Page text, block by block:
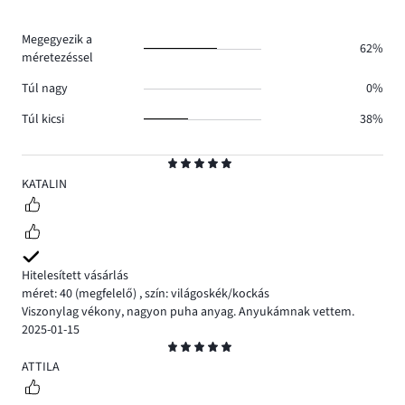
5
KATALIN
Hitelesített vásárlás
méret: 40 (megfelelő) ,szín: világoskék/kockás
Viszonylag vékony, nagyon puha anyag. Anyukámnak vettem.
2025-01-15
5
ATTILA
Megegyezik a
méretezéssel
62%
Túl nagy
0%
Túl kicsi
38%